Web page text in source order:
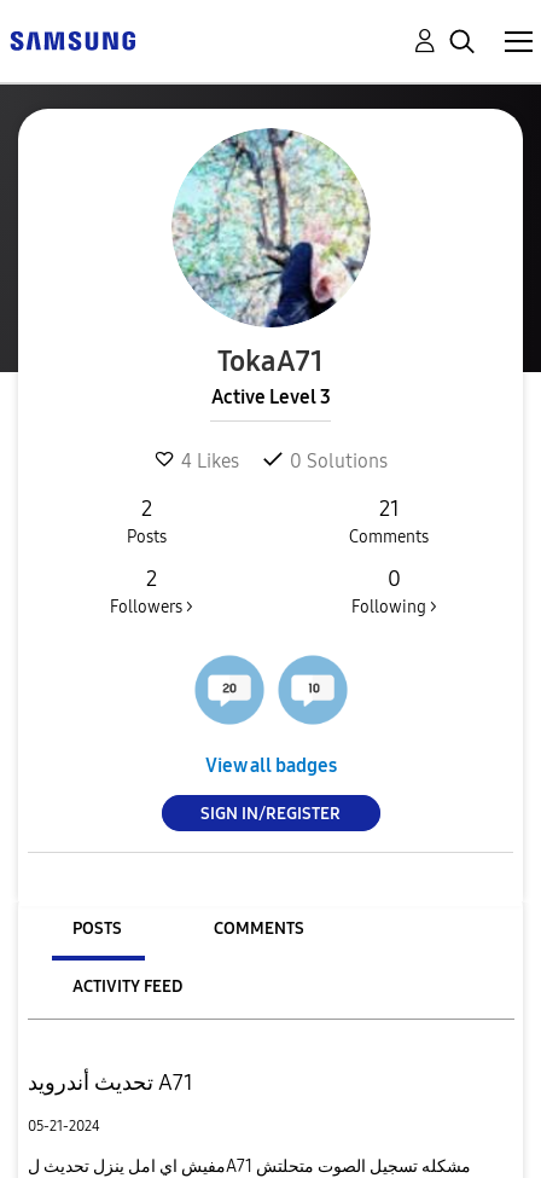
TokaA71
Active Level 3
4 Likes 0 Solutions
2
Posts
21
Comments
2
Followers >
0
Following >
View all badges
SIGN IN/REGISTER
POSTS COMMENTS
ACTIVITY FEED
تحديث أندرويد A71
05-21-2024
مفيش اي امل ينزل تحديث لA71 مشكله تسجيل الصوت متحلتش